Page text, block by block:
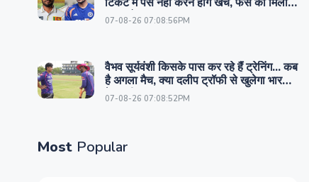
खास तोहफा
07-08-26 07:08:56PM
वैभव सूर्यवंशी किसके पास कर रहे हैं ट्रेनिंग... कब
है अगला मैच, क्या दलीप ट्रॉफी से खुलेगा भारतीय
टेस्ट टीम का रास्ता
07-08-26 07:08:52PM
Most Popular